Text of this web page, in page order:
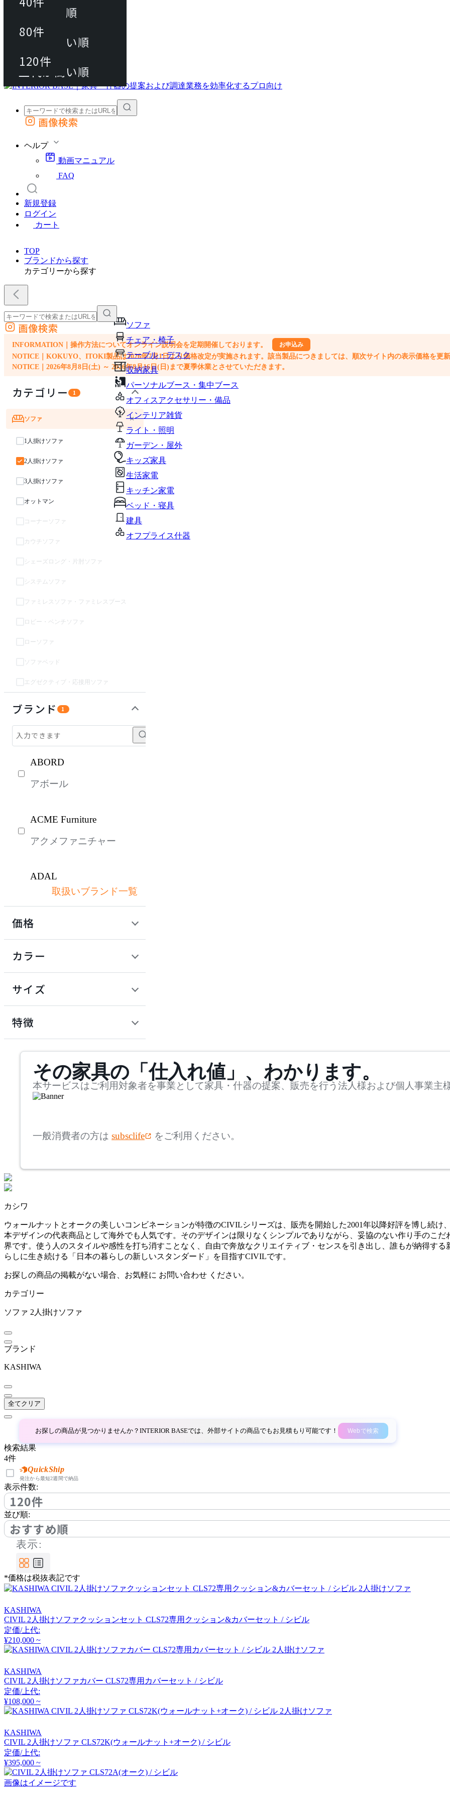
動画マニュアル
FAQ
カート
外部サイトの商品をカートに追加
画像検索
ヘルプ
動画マニュアル
FAQ
新規登録
ログイン
カート
TOP
ブランドから探す
カテゴリーから探す
ソファ
チェア・椅子
テーブル・デスク
収納家具
パーソナルブース・集中ブース
オフィスアクセサリー・備品
インテリア雑貨
ライト・照明
ガーデン・屋外
キッズ家具
生活家電
キッチン家電
ベッド・寝具
建具
オフプライス什器
外部サイトの商品をカートに追加
他のサイトで見つけた商品ページのURLを貼り付けて、カートに追加できます
画像検索
INFORMATION｜操作方法についてオンライン説明会を定期開催しております。 お申込み
NOTICE｜KOKUYO、ITOKI製品は2026年7月1日より価格改定が実施されます。該当製品につきましては、順次サイト内の表示価格を更新
NOTICE｜2026年8月8日(土) ～ 2026年8月16日(日)まで夏季休業とさせていただきます。
カテゴリー 1
ソファ ×
1人掛けソファ
2人掛けソファ
3人掛けソファ
オットマン
コーナーソファ
カウチソファ
シェーズロング・片肘ソファ
システムソファ
ファミレスソファ・ファミレスブース
ロビー・ベンチソファ
ローソファ
ソファベッド
エグゼクティブ・応接用ソファ
ブランド 1
ABORD
アボール
ACME Furniture
アクメファニチャー
ADAL
アダル
アダルトータルインテリ
ADRS
アリアケ
ボーコンセプト
by interiors
バイインテリアズ
コッコレ
FURNITURE SUPPLY
コンプレックスユニバー
イ
CondeHouse
カンディハウス
cosine
コサイン
CRUSH CRASH PROJECT
クラッシュクラッシュプ
ロジェクト
DULTON
ダルトン
EDDA
エッダ
EMKO
エムコ
esPattio
取扱いブランド一覧
価格
カラー
サイズ
mm
検索
~
~
特徴
その家具の「仕入れ値」、わかります。
本サービスはご利用対象者を事業として家具・什器の提案、販売を行う法人様および個人事業主
一般消費者の方は subsclife をご利用ください。
カシワ
ウォールナットとオークの美しいコンビネーションが特徴のCIVILシリーズは、販売を開始した2001年以降好評を博し続け
本デザインの代表商品として海外でも人気です。そのデザインは限りなくシンプルでありながら、妥協のない作り手のこ
界です。使う人のスタイルや感性を打ち消すことなく、自由で奔放なクリエイティブ・センスを引き出し、誰もが納得す
らしに生き続ける「日本の暮らしの新しいスタンダード」を目指すCIVILです。
お探しの商品の掲載がない場合、お気軽に お問い合わせ ください。
カテゴリー
ソファ 2人掛けソファ
ブランド
KASHIWA
全てクリア
お探しの商品が見つかりませんか？INTERIOR BASEでは、外部サイトの商品でもお見積もり可能です！ Webで検索
検索結果
4件
QuickShip
発注から最短2週間で納品
表示件数:
120件
80件
120件
並び順:
おすすめ順
おすすめ順
上代が安い順
上代が高い順
表示:
*価格は税抜表記です
KASHIWA
CIVIL 2人掛けソファクッションセット CLS72専用クッション&カバーセット / シビル
定価/上代:
¥210,000 ~
KASHIWA
CIVIL 2人掛けソファカバー CLS72専用カバーセット / シビル
定価/上代:
¥108,000 ~
KASHIWA
CIVIL 2人掛けソファ CLS72K(ウォールナット+オーク) / シビル
定価/上代:
¥395,000 ~
画像はイメージです
80件
120件